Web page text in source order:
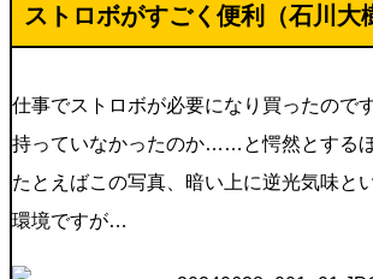
ストロボがすごく便利（石川大
仕事でストロボが必要になり買ったので
持っていなかったのか……と愕然とするほ
たとえばこの写真、暗い上に逆光気味と
環境ですが…